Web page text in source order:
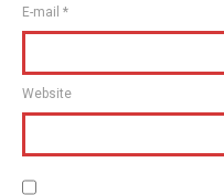
E-mail *
Website